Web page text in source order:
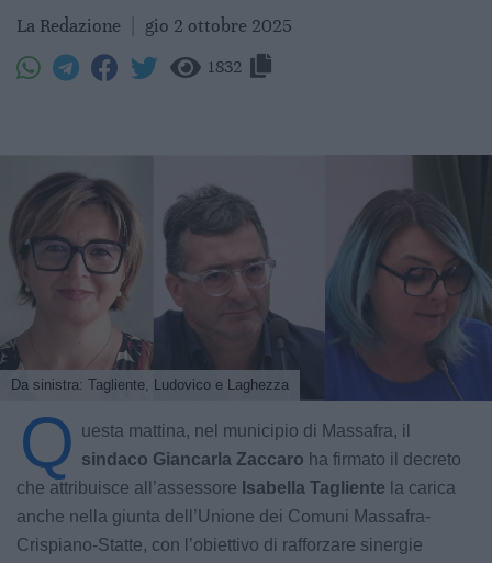
La Redazione gio 2 ottobre 2025
1832
Da sinistra: Tagliente, Ludovico e Laghezza
Q uesta mattina, nel municipio di Massafra, il
sindaco Giancarla Zaccaro ha firmato il decreto
che attribuisce all’assessore Isabella Tagliente la carica
anche nella giunta dell’Unione dei Comuni Massafra-
Crispiano-Statte, con l’obiettivo di rafforzare sinergie